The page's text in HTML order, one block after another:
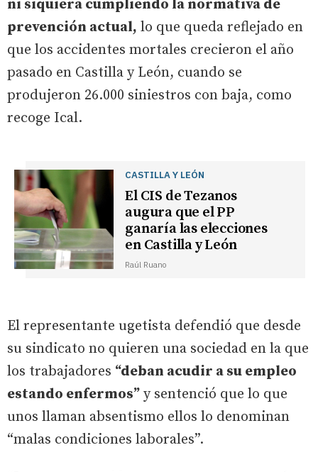
ni siquiera cumpliendo la normativa de
prevención actual, lo que queda reflejado en
que los accidentes mortales crecieron el año
pasado en Castilla y León, cuando se
produjeron 26.000 siniestros con baja, como
recoge Ical.
CASTILLA Y LEÓN
El CIS de Tezanos
augura que el PP
ganaría las elecciones
en Castilla y León
Raúl Ruano
El representante ugetista defendió que desde
su sindicato no quieren una sociedad en la que
los trabajadores “deban acudir a su empleo
estando enfermos” y sentenció que lo que
unos llaman absentismo ellos lo denominan
“malas condiciones laborales”.